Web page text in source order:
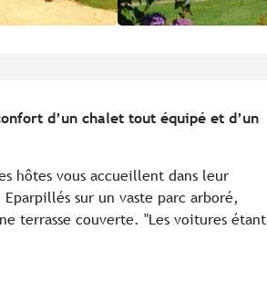
d’un chalet tout équipé et d’un
hôtes vous accueillent dans leur
sur un vaste parc arboré,
terrasse couverte. "Les voitures étant